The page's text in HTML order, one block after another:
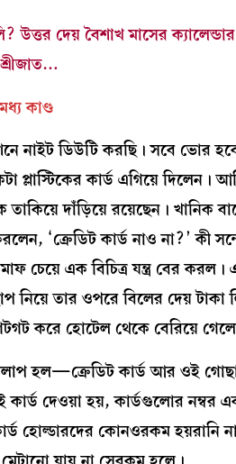
উত্তর দেয় বৈশাখ মাসের
শ্রীজাত…
মধ্য কাণ্ড
নাইট ডিউটি করছি। সবে ভোর
কার্ড এগিয়ে দিলেন।
দাঁড়িয়ে রয়েছেন। খানিক
‘ক্রেডিট কার্ড নাও না?’ কী
চেয়ে এক বিচিত্র যন্ত্র বের
নিয়ে তার ওপরে বিলের দেয় টাকা
করে হোটেল থেকে বেরিয়ে
হল—ক্রেডিট কার্ড আর ওই
কার্ড দেওয়া হয়, কার্ডগুলোর
হোল্ডারদের কোনওরকম